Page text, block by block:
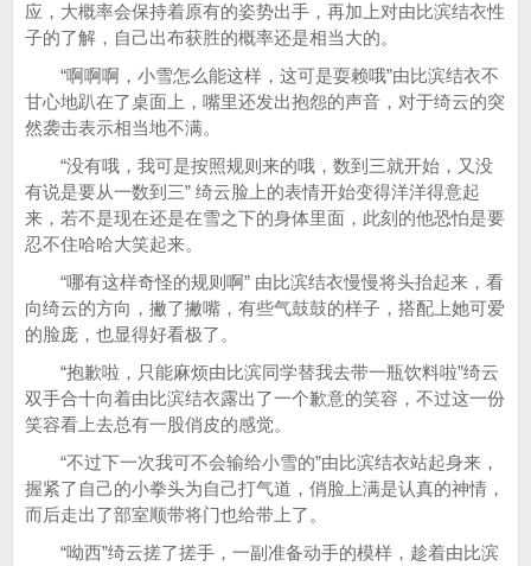
应，大概率会保持着原有的姿势出手，再加上对由比滨结衣性
子的了解，自己出布获胜的概率还是相当大的。
“啊啊啊，小雪怎么能这样，这可是耍赖哦”由比滨结衣不
甘心地趴在了桌面上，嘴里还发出抱怨的声音，对于绮云的突
然袭击表示相当地不满。
“没有哦，我可是按照规则来的哦，数到三就开始，又没
有说是要从一数到三” 绮云脸上的表情开始变得洋洋得意起
来，若不是现在还是在雪之下的身体里面，此刻的他恐怕是要
忍不住哈哈大笑起来。
“哪有这样奇怪的规则啊” 由比滨结衣慢慢将头抬起来，看
向绮云的方向，撇了撇嘴，有些气鼓鼓的样子，搭配上她可爱
的脸庞，也显得好看极了。
“抱歉啦，只能麻烦由比滨同学替我去带一瓶饮料啦”绮云
双手合十向着由比滨结衣露出了一个歉意的笑容，不过这一份
笑容看上去总有一股俏皮的感觉。
“不过下一次我可不会输给小雪的”由比滨结衣站起身来，
握紧了自己的小拳头为自己打气道，俏脸上满是认真的神情，
而后走出了部室顺带将门也给带上了。
“呦西”绮云搓了搓手，一副准备动手的模样，趁着由比滨